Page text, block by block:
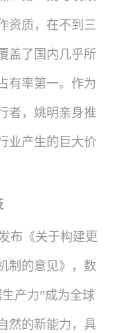
资质，在不到三
盖了国内几乎所
有率第一。作为
者，姚明亲身推
业产生的巨大价
布《关于构建更
制的意见》，数
产力”成为全球
然的新能力，具